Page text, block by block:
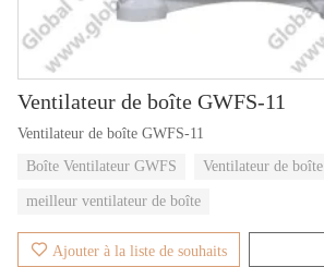
Ventilateur de boîte GWFS-11
Ventilateur de boîte GWFS-11
Boîte Ventilateur GWFS
Ventilateur de boîte
meilleur ventilateur de boîte
Ajouter à la liste de souhaits